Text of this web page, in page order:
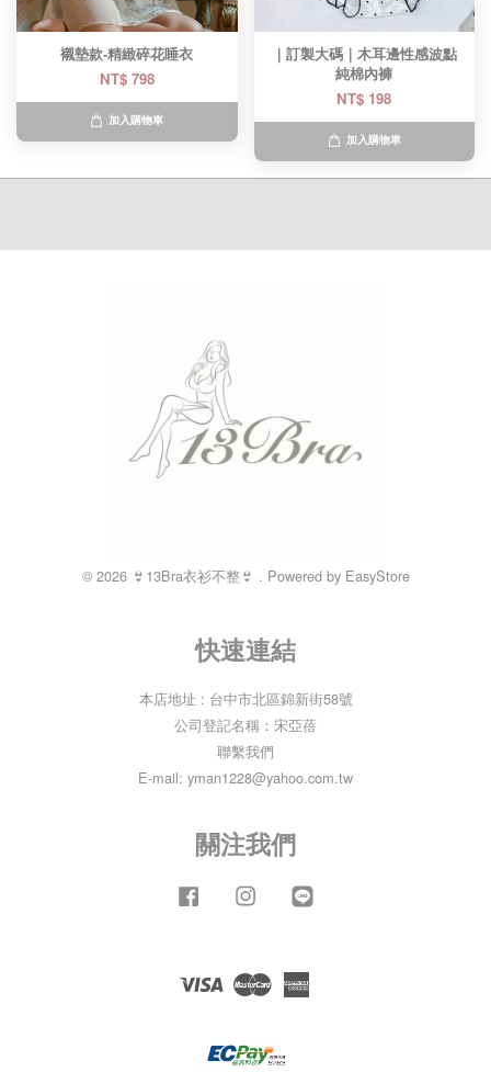
襯墊款-精緻碎花睡衣
NT$ 798
加入購物車
｜訂製大碼｜木耳邊性感波點
純棉內褲
NT$ 198
加入購物車
© 2026 👙13Bra衣衫不整👙 . Powered by EasyStore
快速連結
本店地址 : 台中市北區錦新街58號
公司登記名稱：宋亞蓓
聯繫我們
E-mail: yman1228@yahoo.com.tw
關注我們
Facebook Instagram
Visa Master